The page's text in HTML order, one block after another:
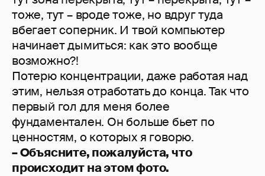
тоже, тут – вроде тоже, но вдруг туда
вбегает соперник. И твой компьютер
начинает дымиться: как это вообще
возможно?!
Потерю концентрации, даже работая над
этим, нельзя отработать до конца. Так что
первый гол для меня более
фундаментален. Он больше бьет по
ценностям, о которых я говорю.
– Объясните, пожалуйста, что
происходит на этом фото.